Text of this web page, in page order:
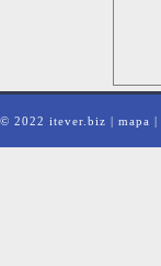
© 2022 itever.biz | mapa |